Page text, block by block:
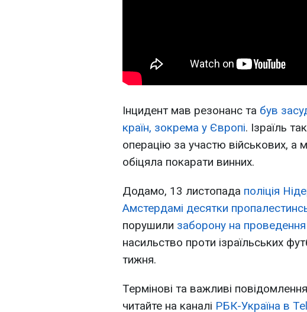
Інцидент мав резонанс та був
країн, зокрема у Європі. Ізраїль
операцію за участю військових, а
обіцяла покарати винних.
Додамо, 13 листопада поліція
Амстердамі десятки
порушили заборону на
насильство проти ізраїльських
тижня.
Термінові та важливі
читайте на каналі РБК-Україна в